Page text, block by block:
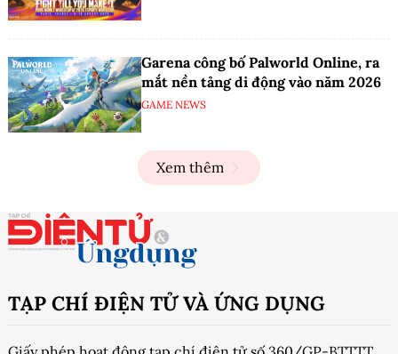
Garena công bố Palworld Online, ra
mắt nền tảng di động vào năm 2026
GAME NEWS
Xem thêm
TẠP CHÍ ĐIỆN TỬ VÀ ỨNG DỤNG